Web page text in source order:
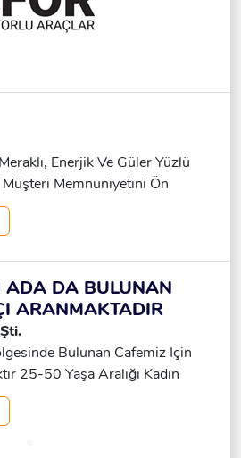
Enerjik Ve Güler Yüzlü
Memnuniyetini Ön
Menülerimizi Sunacak Yeni
Aranan Nitelikler:
Ekip Çalışmasına Yatkın
Profesyonel Esnek Çalışma
(hafta Sonu Ve Akşam
ADA DA BULUNAN
ARANMAKTADIR
Bulunan Cafemiz Için
25-50 Yaşa Aralığı Kadın
22:00 Saatleri Arasında
Yüze Görüşülecektir